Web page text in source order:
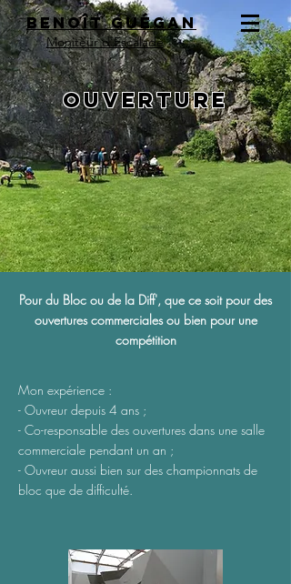
Benoît Guégan
Moniteur d'Escalade
Ouverture
Pour du Bloc ou de la Diff', que ce soit pour des
ouvertures commerciales ou bien pour une
compétition
Mon expérience :
- Ouvreur depuis 4 ans ;
- Co-responsable des ouvertures dans une salle
commerciale pendant un an ;
- Ouvreur aussi bien sur des championnats de
bloc que de difficulté.